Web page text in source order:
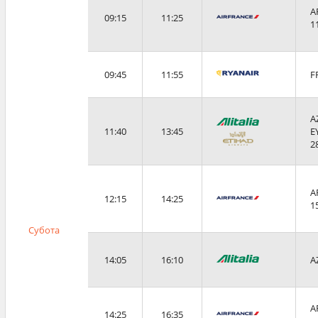
Субота
09:15 11:25
09:45 11:55
11:40 13:45
12:15 14:25
14:05 16:10
14:25 16:35